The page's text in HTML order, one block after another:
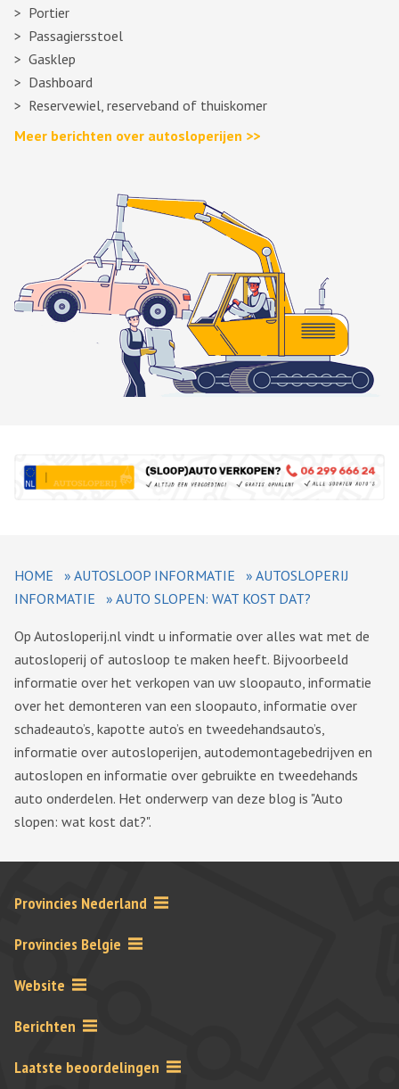
Portier
Passagiersstoel
Gasklep
Dashboard
Reservewiel, reserveband of thuiskomer
Meer berichten over autosloperijen >>
HOME » AUTOSLOOP INFORMATIE » AUTOSLOPERIJ
INFORMATIE
» AUTO SLOPEN: WAT KOST DAT?
Op Autosloperij.nl vindt u informatie over alles wat met de
autosloperij of autosloop te maken heeft. Bijvoorbeeld
informatie over het verkopen van uw sloopauto, informatie
over het demonteren van een sloopauto, informatie over
schadeauto’s, kapotte auto’s en tweedehandsauto’s,
informatie over autosloperijen, autodemontagebedrijven en
autoslopen en informatie over gebruikte en tweedehands
auto onderdelen. Het onderwerp van deze blog is "Auto
slopen: wat kost dat?".
Provincies Nederland
Provincies Belgie
Website
Berichten
Laatste beoordelingen